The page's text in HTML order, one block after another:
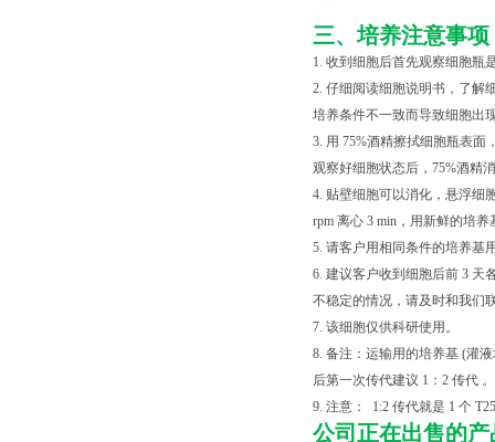
三、培养注意事项
1. 收到细胞后首先观察细胞瓶
2. 仔细阅读细胞说明书，了解
培养条件不一致而导致细胞出
3. 用 75%酒精擦拭细胞瓶表
观察好细胞状态后，75%酒精
4. 贴壁细胞可以消化，悬浮细
rpm 离心 3 min，用新鲜的培
5. 请客户用相同条件的培养基
6. 建议客户收到细胞后前 3 天
不稳定的情况，请及时和我们
7. 该细胞仅供科研使用。
8. 备注：运输用的培养基 (灌
后第一次传代建议 1：2 传代 。
9. 注意： 1:2 传代就是 1 个
公司正在出售的产